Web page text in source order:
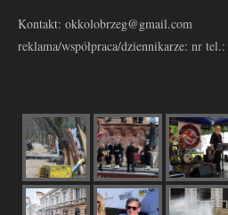
Kontakt: okkolobrzeg@gmail.com
reklama/współpraca/dziennikarze: nr tel.: